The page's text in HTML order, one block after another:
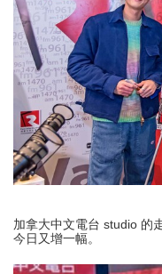
加拿大中文電台 studio 的
今日又增一幅。